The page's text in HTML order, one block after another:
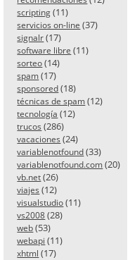
scripting (11)
servicios on-line (37)
signalr (17)
software libre (11)
sorteo (14)
spam (17)
sponsored (18)
técnicas de spam (12)
tecnología (12)
trucos (286)
vacaciones (24)
variablenotfound (33)
variablenotfound.com (20)
vb.net (26)
viajes (12)
visualstudio (11)
vs2008 (28)
web (53)
webapi (11)
xhtml (17)